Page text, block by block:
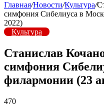
Главная/Новости/Культура/
симфония Сибелиуса в
2022)
Культура
Станислав
симфония
филармонии (23
470